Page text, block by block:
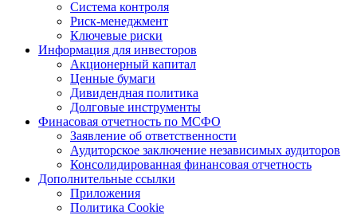
Система контроля
Риск-менеджмент
Ключевые риски
Информация для инвесторов
Акционерный капитал
Ценные бумаги
Дивидендная политика
Долговые инструменты
Финасовая отчетность по МСФО
Заявление об ответственности
Аудиторское заключение независимых аудиторов
Консолидированная финансовая отчетность
Дополнительные ссылки
Приложения
Политика Cookie